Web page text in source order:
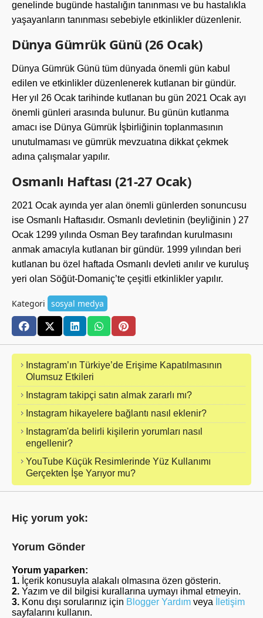
genelinde bugünde hastalığın tanınması ve bu hastalıkla
yaşayanların tanınması sebebiyle etkinlikler düzenlenir.
Dünya Gümrük Günü (26 Ocak)
Dünya Gümrük Günü tüm dünyada önemli gün kabul
edilen ve etkinlikler düzenlenerek kutlanan bir gündür.
Her yıl 26 Ocak tarihinde kutlanan bu gün 2021 Ocak ayı
önemli günleri arasında bulunur. Bu günün kutlanma
amacı ise Dünya Gümrük İşbirliğinin toplanmasının
unutulmaması ve gümrük mevzuatına dikkat çekmek
adına çalışmalar yapılır.
Osmanlı Haftası (21-27 Ocak)
2021 Ocak ayında yer alan önemli günlerden sonuncusu
ise Osmanlı Haftasıdır. Osmanlı devletinin (beyliğinin ) 27
Ocak 1299 yılında Osman Bey tarafından kurulmasını
anmak amacıyla kutlanan bir gündür. 1999 yılından beri
kutlanan bu özel haftada Osmanlı devleti anılır ve kuruluş
yeri olan Söğüt-Domaniç’te çeşitli etkinlikler yapılır.
Kategori sosyal medya
Instagram’ın Türkiye’de Erişime Kapatılmasının
Olumsuz Etkileri
Instagram takipçi satın almak zararlı mı?
Instagram hikayelere bağlantı nasıl eklenir?
Instagram'da belirli kişilerin yorumları nasıl
engellenir?
YouTube Küçük Resimlerinde Yüz Kullanımı
Gerçekten İşe Yarıyor mu?
Hiç yorum yok:
Yorum Gönder
Yorum yaparken:
1. İçerik konusuyla alakalı olmasına özen gösterin.
2. Yazım ve dil bilgisi kurallarına uymayı ihmal etmeyin.
3. Konu dışı sorularınız için Blogger Yardım veya
İletişim
sayfalarını kullanın.